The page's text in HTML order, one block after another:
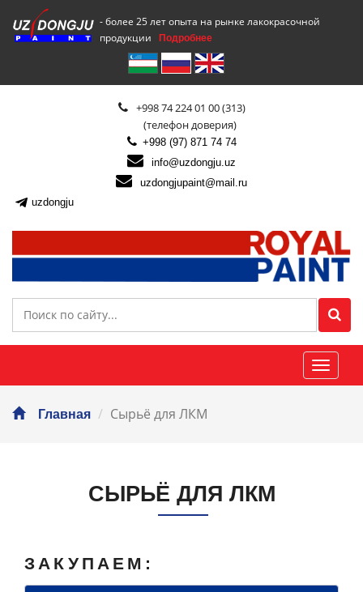
- более 25 лет опыта на рынке лакокрасочной
продукции
Подробнее
+998 74 224 01 00 (313)
(телефон доверия)
+998 (97) 871 74 74
info@uzdongju.uz
uzdongjupaint@mail.ru
uzdongju
Главная Сырьё для ЛКМ
СЫРЬЁ ДЛЯ ЛКМ
ЗАКУПАЕМ: